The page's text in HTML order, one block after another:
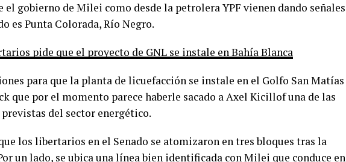
el gobierno de Milei como desde la petrolera YPF vienen dando señales
es Punta Colorada, Río Negro.
pide que el proyecto de GNL se instale en Bahía Blanca
para que la planta de licuefacción se instale en el Golfo San Matías
que por el momento parece haberle sacado a Axel Kicillof una de las
del sector energético.
los libertarios en el Senado se atomizaron en tres bloques tras la
un lado, se ubica una línea bien identificada con Milei que conduce en